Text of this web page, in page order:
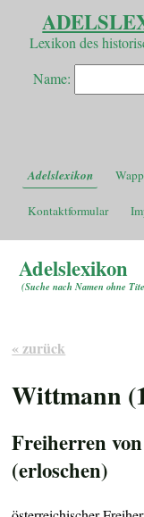
Lexikon des
Name:
Adelslexikon
Kontaktformular
Adelslexikon
(Suche nach Namen ohne
« zurück
Wittmann
Freiherren von
(erloschen)